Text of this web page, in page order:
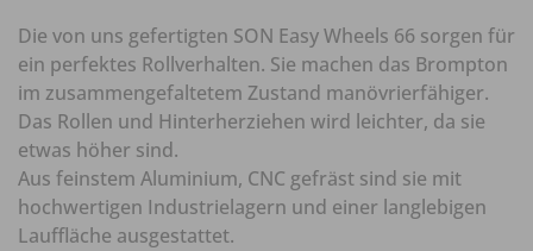
Die von uns gefertigten SON Easy Wheels 66 sorgen für
ein perfektes Rollverhalten. Sie machen das Brompton
im zusammengefaltetem Zustand manövrierfähiger.
Das Rollen und Hinterherziehen wird leichter, da sie
etwas höher sind.
Aus feinstem Aluminium, CNC gefräst sind sie mit
hochwertigen Industrielagern und einer langlebigen
Lauffläche ausgestattet.